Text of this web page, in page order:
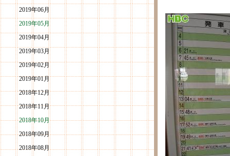
2019年06月
2019年05月
2019年04月
2019年03月
2019年02月
2019年01月
2018年12月
2018年11月
2018年10月
2018年09月
2018年08月